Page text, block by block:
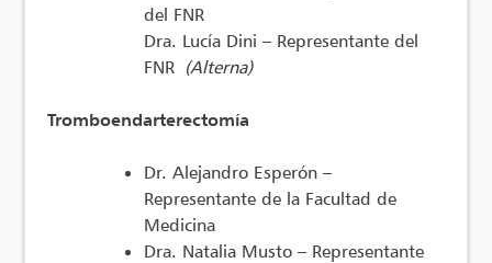
del FNR
Dra. Lucía Dini – Representante del
FNR (Alterna)
Tromboendarterectomía
Dr. Alejandro Esperón –
Representante de la Facultad de
Medicina
Dra. Natalia Musto – Representante